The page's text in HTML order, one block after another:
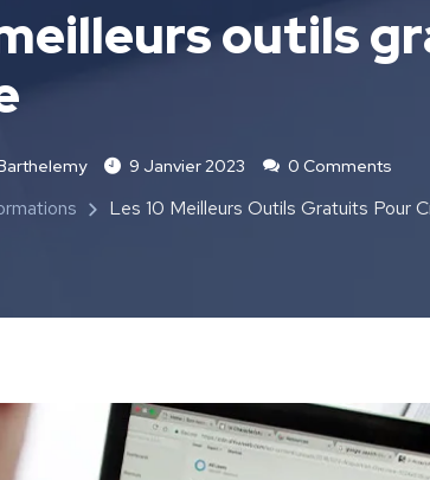
outils
9 Janvier 2023 0 Comments
Les 10 Meilleurs Outils Gratuits Pour